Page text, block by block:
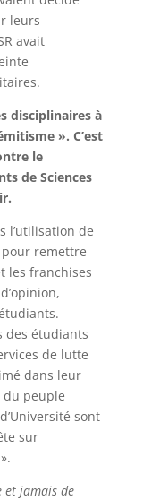
leurs
avait
disciplinaires à
». C’est
le
de Sciences
l’utilisation de
remettre
les franchises
des étudiants
de lutte
dans leur
peuple
sont
sur
et jamais de